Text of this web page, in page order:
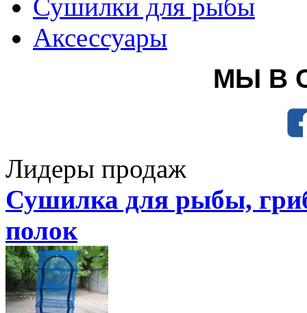
Сушилки для рыбы
Аксессуары
МЫ В
Лидеры продаж
Сушилка для рыбы,
полок